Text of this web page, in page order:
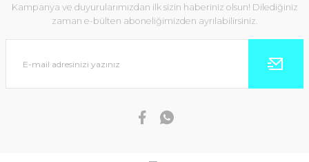
Kampanya ve duyurularımızdan ilk sizin haberiniz olsun! Dilediğiniz
zaman e-bülten aboneliğimizden ayrılabilirsiniz.